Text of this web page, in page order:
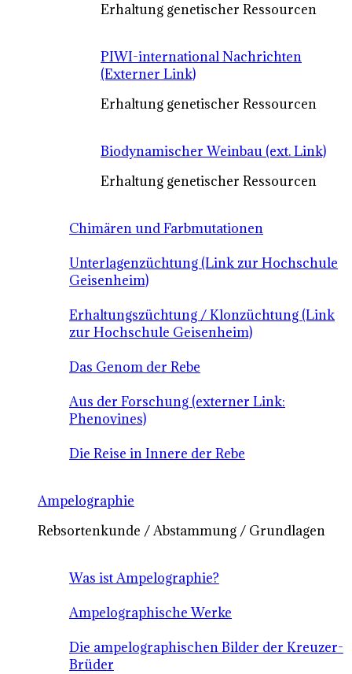
Erhaltung genetischer Ressourcen
PIWI-international Nachrichten
(Externer Link)
Erhaltung genetischer Ressourcen
Biodynamischer Weinbau (ext. Link)
Erhaltung genetischer Ressourcen
Chimären und Farbmutationen
Unterlagenzüchtung (Link zur Hochschule
Geisenheim)
Erhaltungszüchtung / Klonzüchtung (Link
zur Hochschule Geisenheim)
Das Genom der Rebe
Aus der Forschung (externer Link:
Phenovines)
Die Reise in Innere der Rebe
Ampelographie
Rebsortenkunde / Abstammung / Grundlagen
Was ist Ampelographie?
Ampelographische Werke
Die ampelographischen Bilder der Kreuzer-
Brüder